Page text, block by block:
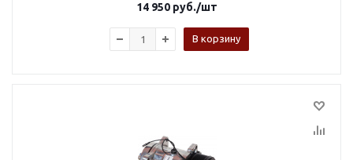
14 950 руб./шт
В корзину